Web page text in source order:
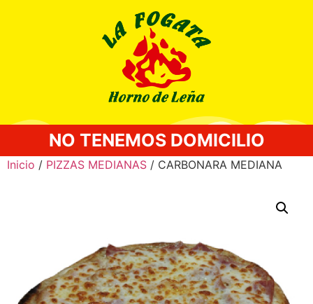
NO TENEMOS DOMICILIO
Inicio / PIZZAS MEDIANAS / CARBONARA MEDIANA